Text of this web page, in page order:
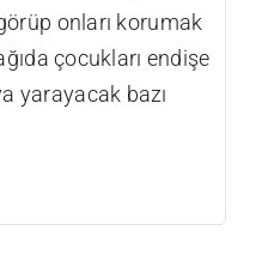
onları korumak
çocukları endişe
yarayacak bazı